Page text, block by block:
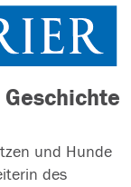
Geschichte
und Hunde
des